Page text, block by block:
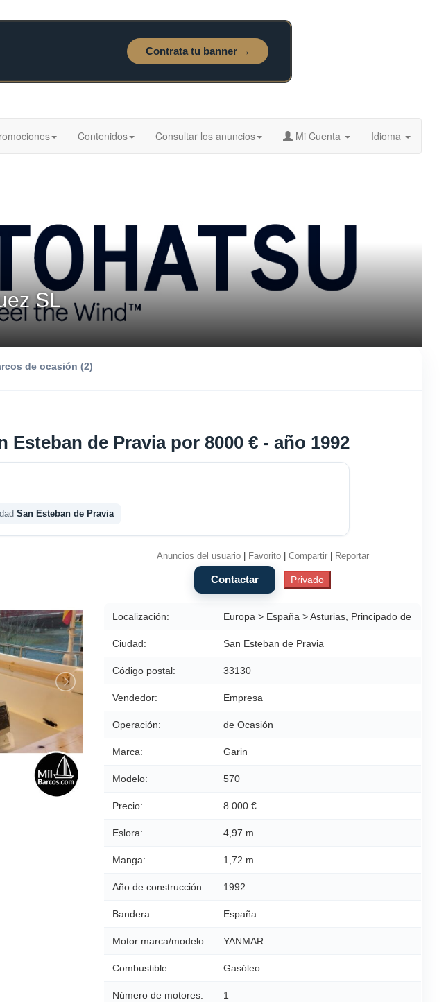
Contenidos Consultar los anuncios Mi Cuenta Idioma
SL
de ocasión (2)
Esteban de Pravia por 8000 € - año 1992
San Esteban de Pravia
Anuncios del usuario| Favorito| Compartir| Reportar
Localización: Europa > España > Asturias, Principado de
Ciudad: San Esteban de Pravia
Código postal: 33130
Vendedor: Empresa
Operación: de Ocasión
Marca: Garin
Modelo: 570
Precio: 8.000 €
Eslora: 4,97 m
Manga: 1,72 m
Año de construcción: 1992
Bandera: España
Motor marca/modelo: YANMAR
Combustible: Gasóleo
Número de motores: 1